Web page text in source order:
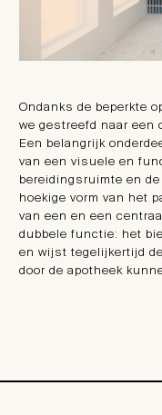
Ondanks de beperkte
we gestreefd naar een
Een belangrijk
van een visuele en
bereidingsruimte en
hoekige vorm van het
van een en een
dubbele functie: het
en wijst tegelijkertijd
door de apotheek